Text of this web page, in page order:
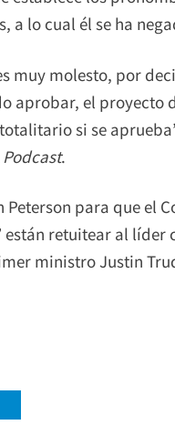
lo cual él se ha
muy molesto, por
aprobar, el proyecto
si se
.
para que el
retuitear al líder
ministro Justin